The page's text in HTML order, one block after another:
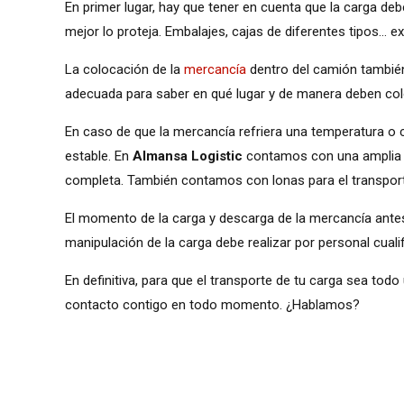
En primer lugar, hay que tener en cuenta que la carga
mejor lo proteja. Embalajes, cajas de diferentes tipos…
La colocación de la mercancía dentro del camión
adecuada para saber en qué lugar y de manera deben
En caso de que la mercancía refriera una temperatura
estable. En Almansa Logistic contamos con una
completa. También contamos con lonas para el
El momento de la carga y descarga de la mercancía
manipulación de la carga debe realizar por personal
En definitiva, para que el transporte de tu carga sea
contacto contigo en todo momento. ¿Hablamos?